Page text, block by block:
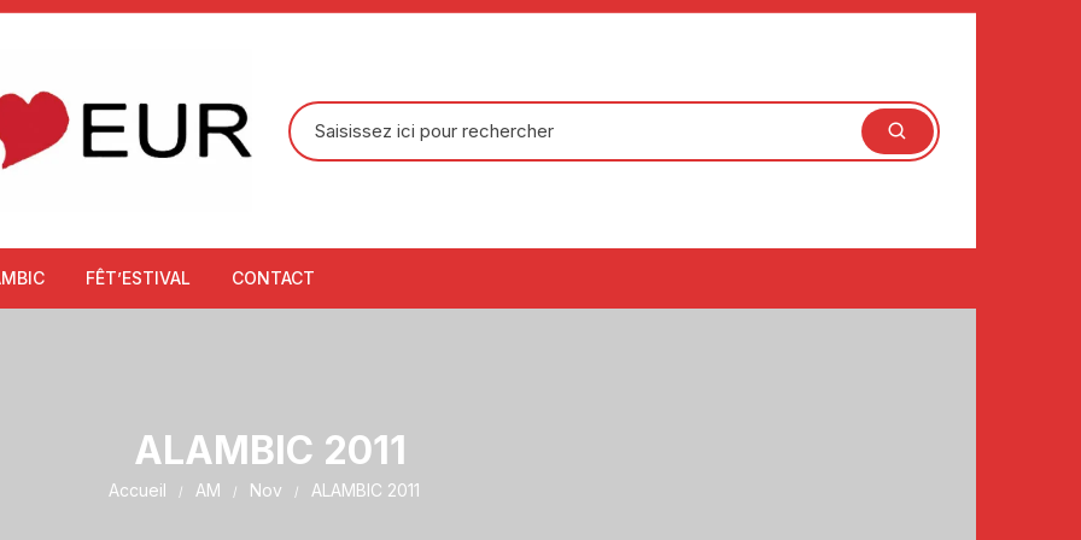
Recherche
pour
FÊT’ESTIVAL CONTACT
ALAMBIC 2011
Accueil AM Nov ALAMBIC 2011